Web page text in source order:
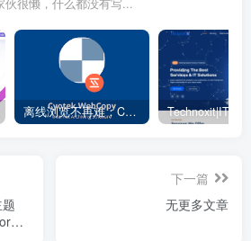
伙很懒，什么都没有写...
离线浏览不再难：Cyotek WebCopy 助你轻松下载整站
下一篇
无更多文章